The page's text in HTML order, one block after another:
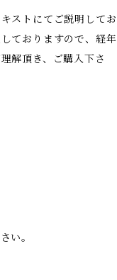
ストにてご説明してお
ておりますので、経年
解頂き、ご購入下さ
い。